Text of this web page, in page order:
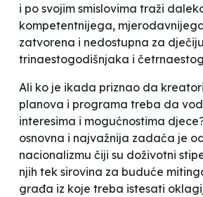
i po svojim smislovima traži
kompetentnijega,
zatvorena i nedostupna za
trinaestogodišnjaka i
Ali ko je ikada priznao da
planova i programa treba da
interesima i mogućnostima
osnovna i najvažnija zadaća je
nacionalizmu čiji su doživotni
njih tek sirovina za buduće
građa iz koje treba istesati